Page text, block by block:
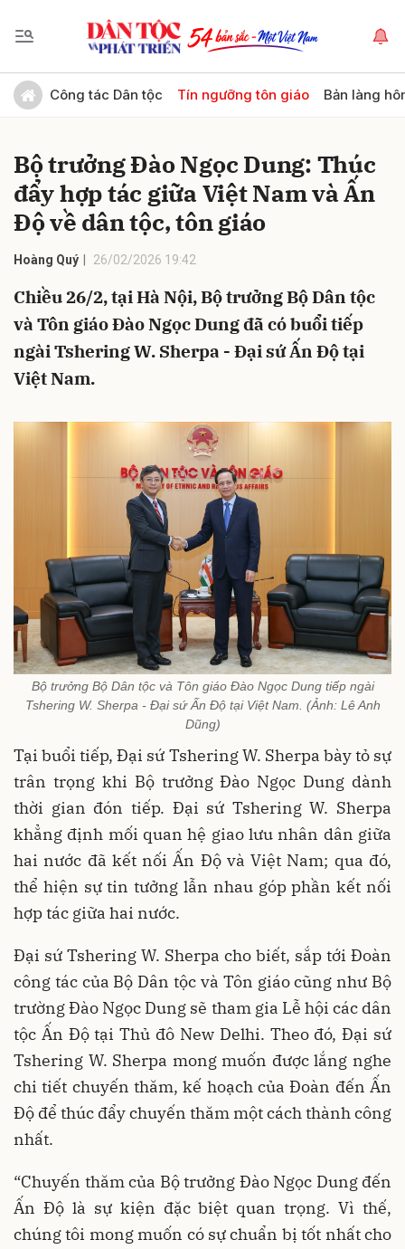
Công tác Dân tộc Tín ngưỡng tôn giáo Bản làng
Bộ trưởng Đào Ngọc Dung: Thúc
đẩy hợp tác giữa Việt Nam và Ấn
Độ về dân tộc, tôn giáo
Hoàng Quý 26/02/2026 19:42
Chiều 26/2, tại Hà Nội, Bộ trưởng Bộ Dân tộc
và Tôn giáo Đào Ngọc Dung đã có buổi tiếp
ngài Tshering W. Sherpa - Đại sứ Ấn Độ tại
Việt Nam.
Bộ trưởng Bộ Dân tộc và Tôn giáo Đào Ngọc Dung tiếp ngài
Tshering W. Sherpa - Đại sứ Ấn Độ tại Việt Nam. (Ảnh: Lê Anh
Dũng)
Tại buổi tiếp, Đại sứ Tshering W. Sherpa bày tỏ sự
trân trọng khi Bộ trưởng Đào Ngọc Dung dành
thời gian đón tiếp. Đại sứ Tshering W. Sherpa
khẳng định mối quan hệ giao lưu nhân dân giữa
hai nước đã kết nối Ấn Độ và Việt Nam; qua đó,
thể hiện sự tin tưởng lẫn nhau góp phần kết nối
hợp tác giữa hai nước.
Đại sứ Tshering W. Sherpa cho biết, sắp tới Đoàn
công tác của Bộ Dân tộc và Tôn giáo cũng như Bộ
trường Đào Ngọc Dung sẽ tham gia Lễ hội các dân
tộc Ấn Độ tại Thủ đô New Delhi. Theo đó, Đại sứ
Tshering W. Sherpa mong muốn được lắng nghe
chi tiết chuyến thăm, kế hoạch của Đoàn đến Ấn
Độ để thúc đẩy chuyến thăm một cách thành công
nhất.
“Chuyến thăm của Bộ trưởng Đào Ngọc Dung đến
Ấn Độ là sự kiện đặc biệt quan trọng. Vì thế,
chúng tôi mong muốn có sự chuẩn bị tốt nhất cho
Gửi bình luận